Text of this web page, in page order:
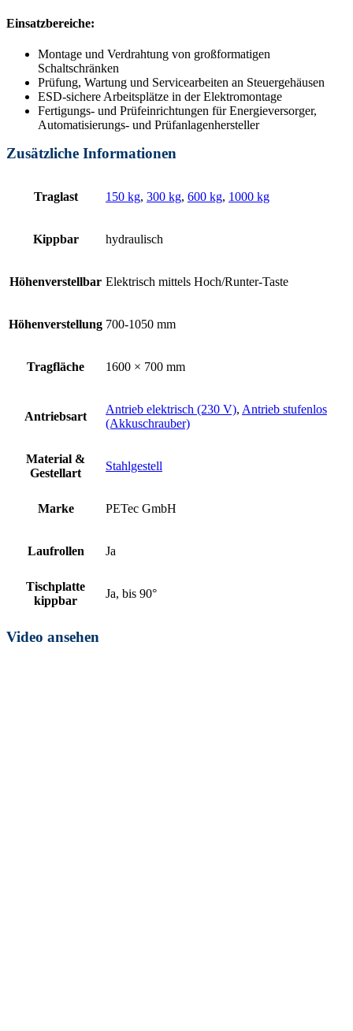
Einsatzbereiche:
Montage und Verdrahtung von großformatigen
Schaltschränken
Prüfung, Wartung und Servicearbeiten an Steuergehäusen
ESD-sichere Arbeitsplätze in der Elektromontage
Fertigungs- und Prüfeinrichtungen für Energieversorger,
Automatisierungs- und Prüfanlagenhersteller
Zusätzliche Informationen
Traglast 150 kg, 300 kg, 600 kg, 1000 kg
Kippbar hydraulisch
Höhenverstellbar Elektrisch mittels Hoch/Runter-Taste
Höhenverstellung 700-1050 mm
Tragfläche 1600 × 700 mm
Antriebsart
Antrieb elektrisch (230 V), Antrieb stufenlos
(Akkuschrauber)
Material &
Gestellart
Stahlgestell
Marke PETec GmbH
Laufrollen Ja
Tischplatte
kippbar
Ja, bis 90°
Video ansehen